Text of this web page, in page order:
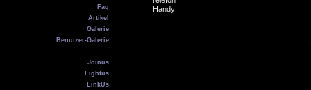
Faq
Artikel
Galerie
Benutzer-Galerie
Joinus
Fightus
LinkUs
Handy